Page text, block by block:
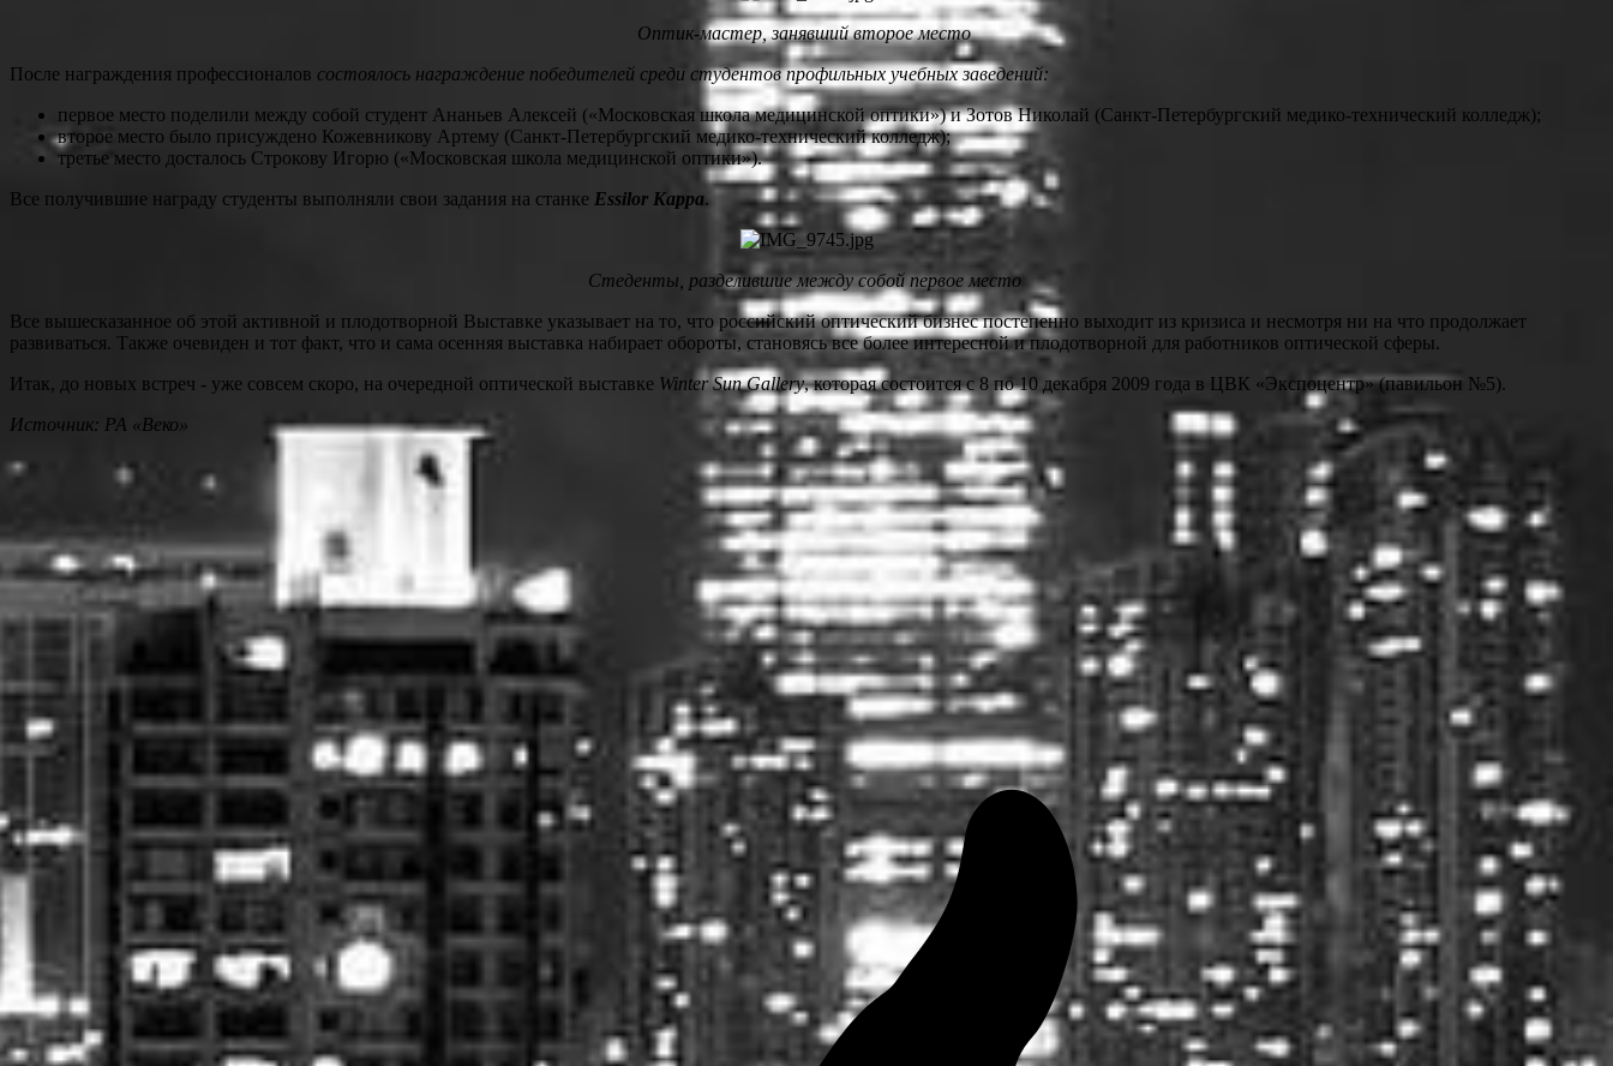
Оптик-мастер, занявший второе место
После награждения профессионалов состоялось награждение победителей среди студентов профильных учебных заведений:
первое место поделили между собой студент Ананьев Алексей («Московская школа медицинской оптики») и Зотов Николай (Санкт-Петербургский медико-технический колледж);
второе место было присуждено Кожевникову Артему (Санкт-Петербургский медико-технический колледж);
третье место досталось Строкову Игорю («Московская школа медицинской оптики»).
Все получившие награду студенты выполняли свои задания на станке Essilor Kappa.
Стеденты, разделившие между собой первое место
Все вышесказанное об этой активной и плодотворной Выставке указывает на то, что российский оптический бизнес постепенно выходит из кризиса и несмотря ни на что продолжает
развиваться. Также очевиден и тот факт, что и сама осенняя выставка набирает обороты, становясь все более интересной и плодотворной для работников оптической сферы.
Итак, до новых встреч - уже совсем скоро, на очередной оптической выставке Winter Sun Gallery, которая состоится с 8 по 10 декабря 2009 года в ЦВК «Экспоцентр» (павильон №5).
Источник: РА «Веко»